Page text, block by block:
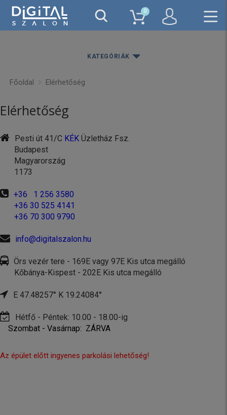
0
KATEGÓRIÁK
Főoldal Elérhetőség
Elérhetőség
Pesti út 41/C KÉK Üzletház Fsz.
Budapest
Magyarország
1173
+36 1 256 3580
+36 30 525 4141
+36 70 300 9790
info@digitalszalon.hu
Örs vezér tere - 169E vagy 97E Kis utca megálló
Kőbánya-Kispest - 202E Kis utca megálló
E 47.48257° K 19.24084°
Hétfő - Péntek: 10.00 - 18.00-ig
Szombat - Vasárnap: ZÁRVA
Az épület előtt ingyenes parkolási lehetőség!